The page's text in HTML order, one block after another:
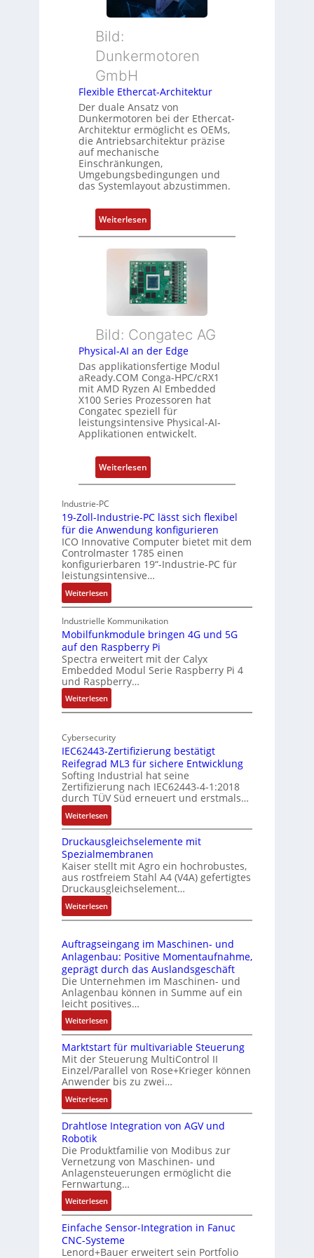
s
e
w
a
c
h
u
n
g
i
s
s
u
n
g
u
n
Z
u
s
t
a
n
d
ü
b
e
r
w
a
c
h
u
n
g
u
e
t
y
p
s
o
r
g
t
f
ü
r
m
e
h
r
i
s
t
u
n
g
Bild:
Dunkermotoren
GmbH
Flexible Ethercat-Architektur
Der duale Ansatz von
Dunkermotoren bei der Ethercat-
Architektur ermöglicht es OEMs,
die Antriebsarchitektur präzise
auf mechanische
Einschränkungen,
Umgebungsbedingungen und
das Systemlayout abzustimmen.
Weiterlesen:
F
l
e
x
i
b
e
E
t
h
e
r
c
a
t
-
A
c
h
i
t
e
r
Bild: Congatec AG
Physical-AI an der Edge
Das applikationsfertige Modul
aReady.COM Conga-HPC/cRX1
mit AMD Ryzen AI Embedded
X100 Series Prozessoren hat
Congatec speziell für
leistungsintensive Physical-AI-
Applikationen entwickelt.
Weiterlesen:
P
s
i
c
a
I
a
n
d
E
g
e
Industrie-PC
19-Zoll-Industrie-PC lässt sich flexibel
für die Anwendung konfigurieren
ICO Innovative Computer bietet mit dem
Controlmaster 1785 einen
konfigurierbaren 19“-Industrie-PC für
leistungsintensive…
Weiterlesen:
1
9
-
Z
o
l
l
-
I
d
u
t
r
i
e
-
P
C
l
ä
s
s
s
c
h
f
l
e
x
i
b
e
l
f
ü
r
i
e
A
n
w
e
n
d
Industrielle Kommunikation
Mobilfunkmodule bringen 4G und 5G
auf den Raspberry Pi
Spectra erweitert mit der Calyx
Embedded Modul Serie Raspberry Pi 4
und Raspberry…
Weiterlesen:
M
b
i
f
u
n
k
m
o
d
u
l
e
b
r
i
n
e
n
4
G
u
n
d
5
G
a
u
f
e
n
R
a
s
p
b
e
Cybersecurity
IEC62443-Zertifizierung bestätigt
Reifegrad ML3 für sichere Entwicklung
Softing Industrial hat seine
Zertifizierung nach IEC62443-4-1:2018
durch TÜV Süd erneuert und erstmals…
Weiterlesen:
I
E
C
6
2
4
4
3
Z
e
r
t
i
i
e
r
n
g
e
s
t
ä
t
i
g
t
R
Druckausgleichselemente mit
Spezialmembranen
Kaiser stellt mit Agro ein hochrobustes,
aus rostfreiem Stahl A4 (V4A) gefertigtes
Druckausgleichselement…
Weiterlesen:
D
u
c
k
a
u
s
g
l
e
i
c
h
s
e
m
e
n
t
e
m
i
t
Auftragseingang im Maschinen- und
Anlagenbau: Positive Momentaufnahme,
geprägt durch das Auslandsgeschäft
Die Unternehmen im Maschinen- und
Anlagenbau können in Summe auf ein
leicht positives…
Weiterlesen:
A
u
f
t
r
a
g
s
i
n
g
a
n
i
m
Marktstart für multivariable Steuerung
Mit der Steuerung MultiControl II
Einzel/Parallel von Rose+Krieger können
Anwender bis zu zwei…
Weiterlesen:
M
a
k
t
s
t
a
r
t
f
Drahtlose Integration von AGV und
Robotik
Die Produktfamilie von Modibus zur
Vernetzung von Maschinen- und
Anlagensteuerungen ermöglicht die
Fernwartung…
Weiterlesen:
D
r
a
h
Einfache Sensor-Integration in Fanuc
CNC-Systeme
Lenord+Bauer erweitert sein Portfolio